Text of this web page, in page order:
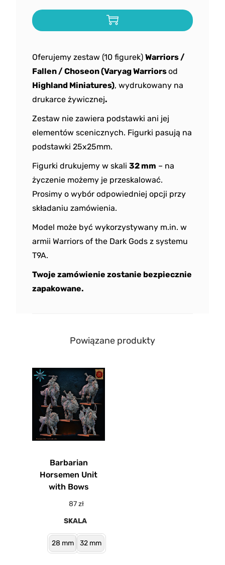
Oferujemy zestaw (10 figurek) Warriors /
Fallen / Choseon (Varyag Warriorsod
Highland Miniatures), wydrukowany na
drukarce żywicznej.
Zestaw nie zawiera podstawki ani jej
elementów scenicznych. Figurki pasują na
podstawki 25x25mm.
Figurki drukujemy w skali 32 mm – na
życzenie możemy je przeskalować.
Prosimy o wybór odpowiedniej opcji przy
składaniu zamówienia.
Model może być wykorzystywany m.in. w
armii Warriors of the Dark Gods z systemu
T9A.
Twoje zamówienie zostanie bezpiecznie
zapakowane.
Powiązane produkty
Barbarian
Horsemen Unit
with Bows
87zł
SKALA
28 mm 32 mm